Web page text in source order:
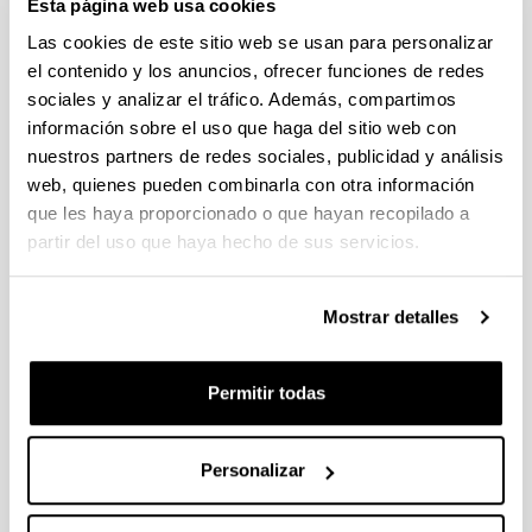
Esta página web usa cookies
Las cookies de este sitio web se usan para personalizar
el contenido y los anuncios, ofrecer funciones de redes
sociales y analizar el tráfico. Además, compartimos
información sobre el uso que haga del sitio web con
nuestros partners de redes sociales, publicidad y análisis
web, quienes pueden combinarla con otra información
que les haya proporcionado o que hayan recopilado a
partir del uso que haya hecho de sus servicios.
Mostrar detalles
Permitir todas
Personalizar
Exito de participación en el
congreso 20th Gums & Stabilisers
for the Food Industry Conference
organizado por Food Hydrocolloids
Trust y el grupo Biomat
16/06/2019
Los organizadores hacen un balance muy positivo del